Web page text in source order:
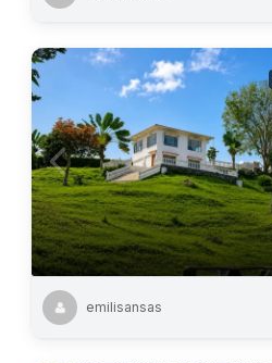
emilisansas